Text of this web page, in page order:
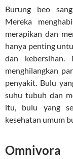
Burung beo
Mereka
merapikan dan
hanya penting
dan
menghilangkan
penyakit. Bulu
suhu tubuh dan
itu, bulu yang
kesehatan umum
Omnivora